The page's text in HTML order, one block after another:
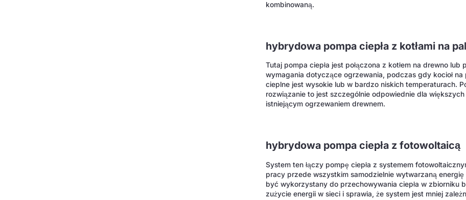
kombinowaną.
hybrydowa pompa ciepła z kotłami na
Tutaj pompa ciepła jest połączona z kotłem na drewno
wymagania dotyczące ogrzewania, podczas gdy kocioł na
cieplne jest wysokie lub w bardzo niskich temperaturach.
rozwiązanie to jest szczególnie odpowiednie dla
istniejącym ogrzewaniem drewnem.
hybrydowa pompa ciepła z fotowoltaicą
System ten łączy pompę ciepła z systemem
pracy przede wszystkim samodzielnie wytwarzaną energię
być wykorzystany do przechowywania ciepła w zbiorniku
zużycie energii w sieci i sprawia, że system jest mniej